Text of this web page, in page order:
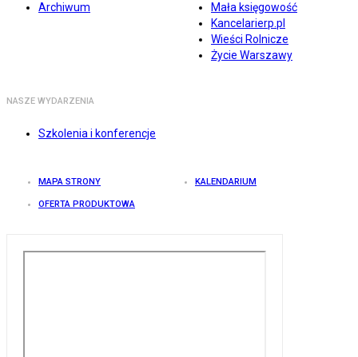
Archiwum
Mała księgowość
Kancelarierp.pl
Wieści Rolnicze
Życie Warszawy
NASZE WYDARZENIA
Szkolenia i konferencje
MAPA STRONY KALENDARIUM
OFERTA PRODUKTOWA